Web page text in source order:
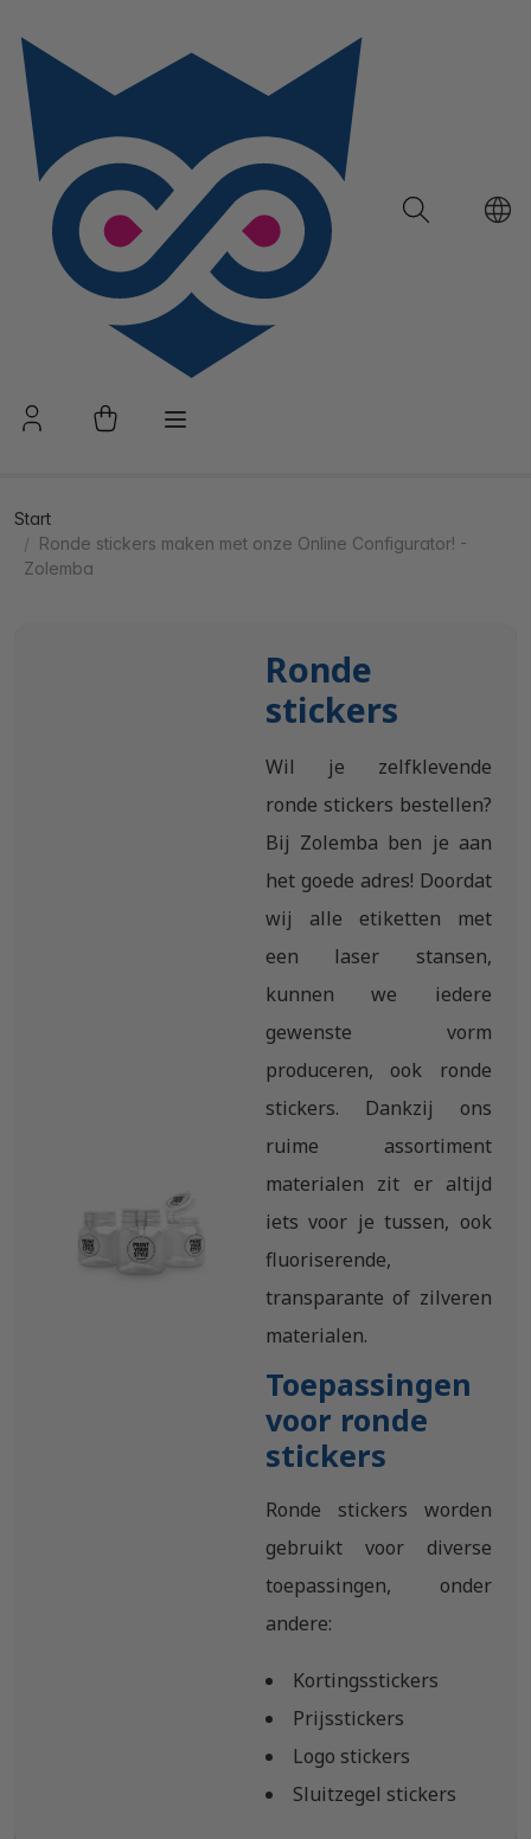
Start
Ronde stickers maken met onze Online Configurator! -
Zolemba
Ronde
stickers
Wil je zelfklevende
ronde stickers bestellen?
Bij Zolemba ben je aan
het goede adres! Doordat
wij alle etiketten met
een laser stansen,
kunnen we iedere
gewenste vorm
produceren, ook ronde
stickers. Dankzij ons
ruime assortiment
materialen zit er altijd
iets voor je tussen, ook
fluoriserende,
transparante of zilveren
materialen.
Toepassingen
voor ronde
stickers
Ronde stickers worden
gebruikt voor diverse
toepassingen, onder
andere:
Kortingsstickers
Prijsstickers
Logo stickers
Sluitzegel stickers